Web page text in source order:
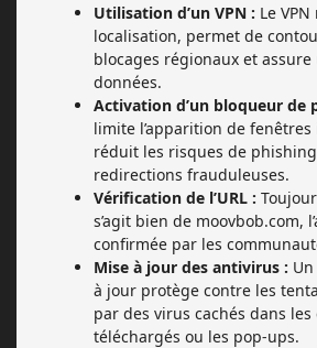
Utilisation d’un VPN : Le
localisation, permet de
blocages régionaux et
données.
Activation d’un bloqueur de
limite l’apparition de
réduit les risques de
redirections frauduleuses.
Vérification de l’URL :
s’agit bien de moovbob.com,
confirmée par les
Mise à jour des antivirus :
à jour protège contre les
par des virus cachés dans les
téléchargés ou les pop-ups.